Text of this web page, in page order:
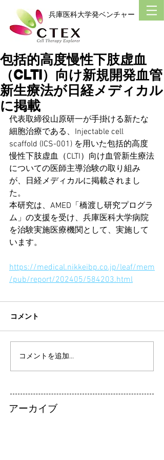
​兵庫医科大学発ベンチャー
包括的高度慢性下肢虚血
（CLTI）向け新規開発血管
新生療法が日経メディカル
に掲載
代表取締役山原研一が手掛ける新たな
細胞治療である、Injectable cell
scaffold (ICS-001) を用いた包括的高度
慢性下肢虚血（CLTI）向け血管新生療法
についての医師主導治験の取り組み
が、日経メディカルに掲載されまし
た。
本研究は、AMED「橋渡し研究プログラ
ム」の支援を受け、 兵庫医科大学病院
を治験実施医療機関として、実施して
います。
https://medical.nikkeibp.co.jp/leaf/mem
/pub/report/202405/584203.html
コメント
コメントを追加…
アーカイブ